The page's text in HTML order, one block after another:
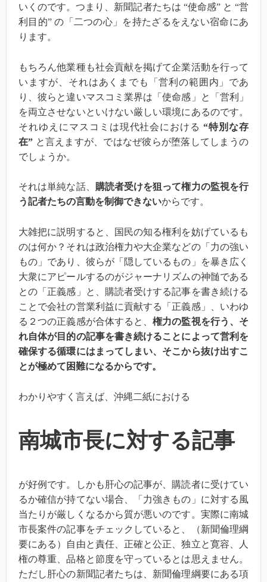
いくのです。つまり、新聞記者たちは “使命感” と “営
利目的” の「二つの心」を持たざるをえない宿命にあ
ります。
もちろん他業種も社会貢献を掲げて企業活動を行って
いますが、それはあくまでも「営利の範囲内」であ
り、彼らと違いマスコミ業界は「使命感」と「営利」
を両立させないといけない厳しい環境にあるのです。
それゆえにマスコミは現代社会における“特別な存
在” と言えますが、ではなぜ彼らが堕落してしまうの
でしょうか。
それは単純な話、 購読者受けを狙って権力の監視を行
う記者たちの言動を制御できないからです。
大雑把に説明すると、国民の知る権利を妨げているも
のは何か？それは政治権力や大企業などの「力の強い
もの」であり、彼らが「隠しているもの」を暴き広く
大衆にアピールするのがジャーナリズムの神髄である
との「正義感」と、購読者受けする記事を書き続ける
ことで会社の営業利益に貢献する「正義感」、いわゆ
る２つの正義感が合体すると、権力の監視を行う、そ
れ自体が目的の記事を書き続けることによって営利を
確保する循環にはまってしまい、そこから抜け出すこ
とが極めて困難になるからです。
わかりやすく言えば、沖縄二紙における
南城市長に対する記事
が好例です。しかも肝心の記事が、購読者に受けてい
るか確信が持てない場合、「力強きもの」に対する風
当たりが厳しくなるから質が悪いのです。実際に南城
市長案件の記事をチェックしていると、（新聞倫理綱
要にある）自由と責任、正確と公正、独立と寛容、人
権の尊重、品格と節度を守っているとは思えません。
ただし肝心の新聞記者たちは、新聞倫理綱要にある項